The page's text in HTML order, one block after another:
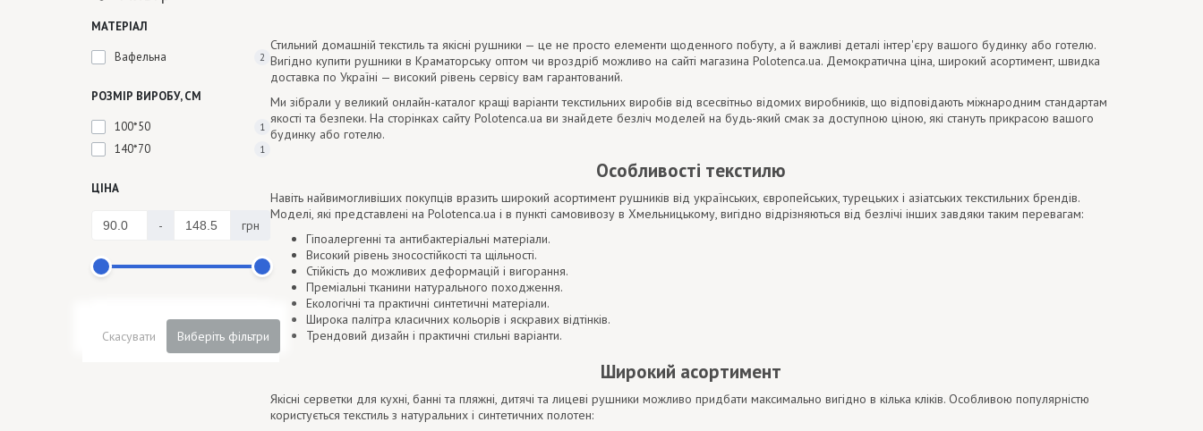
МАТЕРІАЛ
Вафельна
2
РОЗМІР ВИРОБУ, СМ
100*50
1
140*70 1
ЦІНА
- грн
Скасувати Виберіть фільтри
Стильний домашній текстиль та якісні рушники — це не просто елементи щоденного побуту, а й важливі деталі інтер'єру вашого будинку або готелю.
Вигідно купити рушники в Краматорську оптом чи вроздріб можливо на сайті магазина Polotenca.ua. Демократична ціна, широкий асортимент, швидка
доставка по Україні — високий рівень сервісу вам гарантований.
Ми зібрали у великий онлайн-каталог кращі варіанти текстильних виробів від всесвітньо відомих виробників, що відповідають міжнародним стандартам
якості та безпеки. На сторінках сайту Polotenca.ua ви знайдете безліч моделей на будь-який смак за доступною ціною, які стануть прикрасою вашого
будинку або готелю.
Особливості текстилю
Навіть найвимогливіших покупців вразить широкий асортимент рушників від українських, європейських, турецьких і азіатських текстильних брендів.
Моделі, які представлені на Polotenca.ua і в пункті самовивозу в Хмельницькому, вигідно відрізняються від безлічі інших завдяки таким перевагам:
Гіпоалергенні та антибактеріальні матеріали.
Високий рівень зносостійкості та щільності.
Стійкість до можливих деформацій і вигорання.
Преміальні тканини натурального походження.
Екологічні та практичні синтетичні матеріали.
Широка палітра класичних кольорів і яскравих відтінків.
Трендовий дизайн і практичні стильні варіанти.
Широкий асортимент
Якісні серветки для кухні, банні та пляжні, дитячі та лицеві рушники можливо придбати максимально вигідно в кілька кліків. Особливою популярністю
користується текстиль з натуральних і синтетичних полотен: